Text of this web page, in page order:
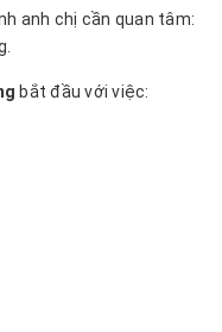
anh chị cần quan tâm:
bắt đầu với việc: